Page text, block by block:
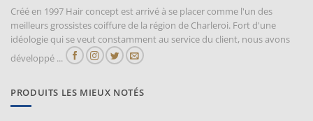
Créé en 1997 Hair concept est arrivé à se placer comme l'un des
meilleurs grossistes coiffure de la région de Charleroi. Fort d'une
idéologie qui se veut constamment au service du client, nous avons
développé ...
PRODUITS LES MIEUX NOTÉS